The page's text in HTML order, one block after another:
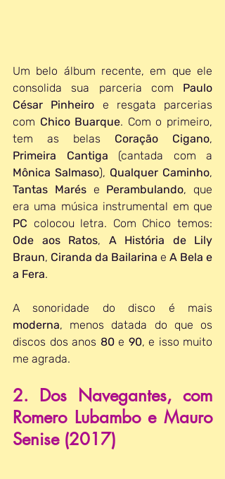
Um belo álbum recente, em que ele
consolida sua parceria com Paulo
César Pinheiro e resgata parcerias
com Chico Buarque. Com o primeiro,
tem as belas Coração Cigano
Primeira Cantiga
Mônica Salmaso), Qualquer Caminho
Tantas Marés e Perambulando, que
PC
Ode aos Ratos, A História de Lily
Braun, Ciranda da Bailarina e A Bela e
a Fera.
moderna, menos datada do que os
discos dos anos 80 e 90, e isso muito
me agrada.
2. Dos Navegantes, com
Romero Lubambo e Mauro
Senise (2017)